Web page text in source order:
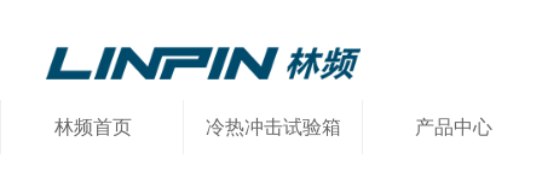
林频首页 冷热冲击试验箱 产品中心